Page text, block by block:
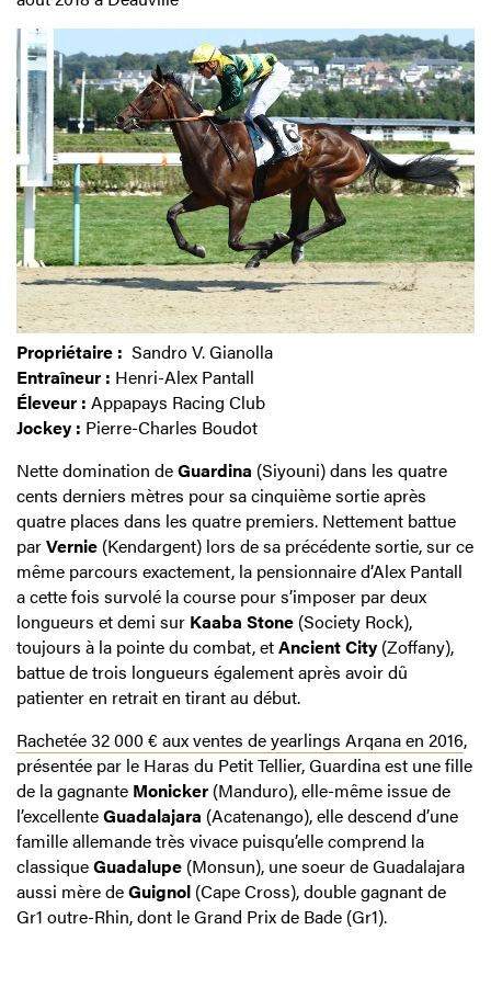
Propriétaire : Sandro V. Gianolla
Entraîneur : Henri-Alex Pantall
Éleveur : Appapays Racing Club
Jockey : Pierre-Charles Boudot
Nette domination deGuardina (Siyouni) dans les quatre
cents derniers mètres pour sa cinquième sortie après
quatre places dans les quatre premiers. Nettement battue
parVernie (Kendargent) lors de sa précédente sortie, sur ce
même parcours exactement, la pensionnaire d’Alex Pantall
a cette fois survolé la course pour s’imposer par deux
longueurs et demi sur Kaaba Stone (Society Rock),
toujours à la pointe du combat, etAncient City (Zoffany),
battue de trois longueurs également après avoir dû
patienter en retrait en tirant au début.
Rachetée 32 000 € aux ventes de yearlings Arqana en 2016,
présentée par le Haras du Petit Tellier, Guardina est une fille
de la gagnante Monicker (Manduro), elle-même issue de
l’excellenteGuadalajara (Acatenango), elle descend d’une
famille allemande très vivace puisqu’elle comprend la
classiqueGuadalupe (Monsun), une soeur de Guadalajara
aussi mère deGuignol (Cape Cross), double gagnant de
Gr1 outre-Rhin, dont le Grand Prix de Bade (Gr1).